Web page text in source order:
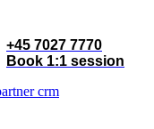
+45 7027 7770
Book 1:1 session